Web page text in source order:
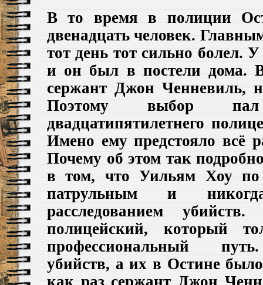
В то время в полиции
двенадцать человек.
тот день тот сильно болел.
и он был в постели дома.
сержант Джон Ченневиль,
Поэтому выбор
двадцатипятилетнего
Имено ему предстояло всё
Почему об этом так
в том, что Уильям Хоу
патрульным и
расследованием
полицейский, который
профессиональный
убийств, а их в Остине
как раз сержант Джон